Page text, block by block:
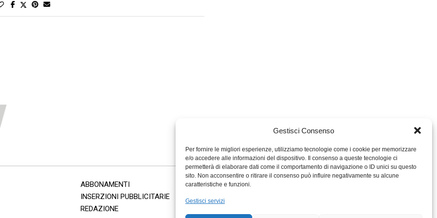
Gestisci Consenso
Per fornire le migliori esperienze, utilizziamo tecnologie come i cookie per memorizzare
e/o accedere alle informazioni del dispositivo. Il consenso a queste tecnologie ci
permetterà di elaborare dati come il comportamento di navigazione o ID unici su questo
sito. Non acconsentire o ritirare il consenso può influire negativamente su alcune
caratteristiche e funzioni.
Gestisci servizi
ABBONAMENTI
INSERZIONI PUBBLICITARIE
REDAZIONE
MIGROS TICINO